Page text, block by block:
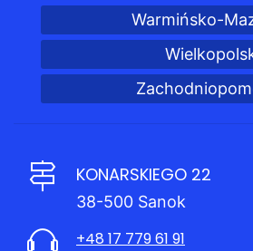
Warmińsko-
KONARSKIEGO 22
38-500 Sanok
+48 17 779 61 91